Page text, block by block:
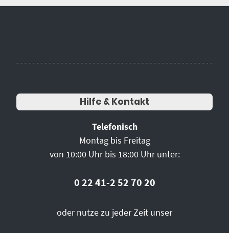
Hilfe & Kontakt
Telefonisch
Montag bis Freitag
von 10:00 Uhr bis 18:00 Uhr unter:
0 22 41-2 52 70 20
oder nutze zu jeder Zeit unser